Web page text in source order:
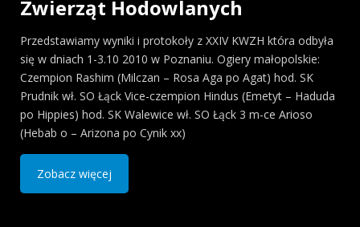
Zwierząt Hodowlanych
Przedstawiamy wyniki i protokoły z XXIV KWZH która odbyła
się w dniach 1-3.10 2010 w Poznaniu. Ogiery małopolskie:
Czempion Rashim (Milczan – Rosa Aga po Agat) hod. SK
Prudnik wł. SO Łąck Vice-czempion Hindus (Emetyt – Haduda
po Hippies) hod. SK Walewice wł. SO Łąck 3 m-ce Arioso
(Hebab o – Arizona po Cynik xx)
Zobacz więcej